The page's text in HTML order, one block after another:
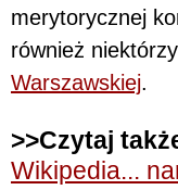
merytorycznej
również
Warszawskiej.
>>Czytaj
Wikipedia...